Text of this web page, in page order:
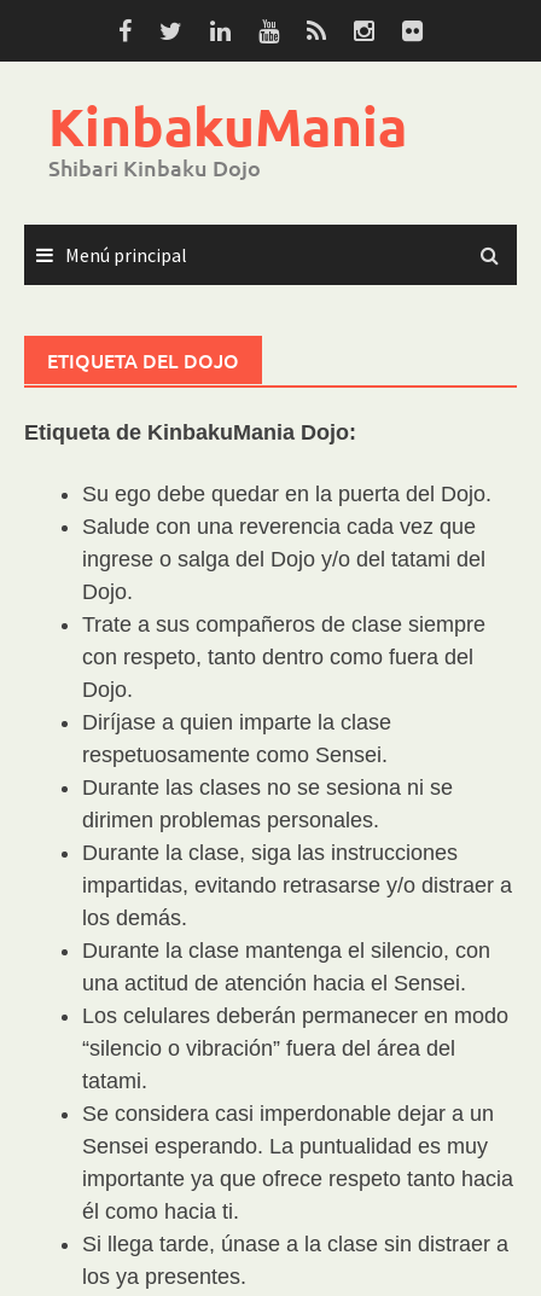
KinbakuMania
Shibari Kinbaku Dojo
Menú principal
ETIQUETA DEL DOJO
Etiqueta de KinbakuMania Dojo:
Su ego debe quedar en la puerta del Dojo.
Salude con una reverencia cada vez que
ingrese o salga del Dojo y/o del tatami del
Dojo.
Trate a sus compañeros de clase siempre
con respeto, tanto dentro como fuera del
Dojo.
Diríjase a quien imparte la clase
respetuosamente como Sensei.
Durante las clases no se sesiona ni se
dirimen problemas personales.
Durante la clase, siga las instrucciones
impartidas, evitando retrasarse y/o distraer a
los demás.
Durante la clase mantenga el silencio, con
una actitud de atención hacia el Sensei.
Los celulares deberán permanecer en modo
“silencio o vibración” fuera del área del
tatami.
Se considera casi imperdonable dejar a un
Sensei esperando. La puntualidad es muy
importante ya que ofrece respeto tanto hacia
él como hacia ti.
Si llega tarde, únase a la clase sin distraer a
los ya presentes.